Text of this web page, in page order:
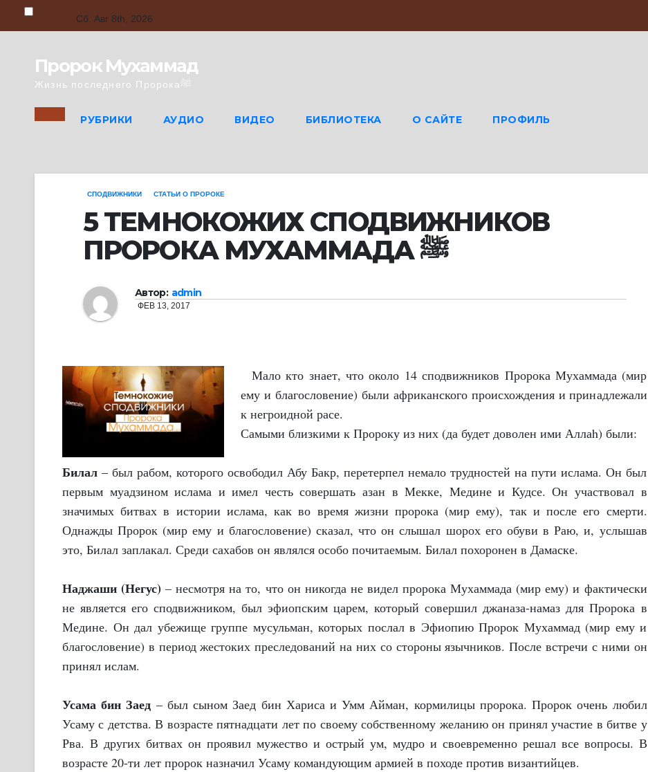
Сб. Авг 8th, 2026
Пророк Мухаммад
Жизнь последнего Пророкаﷺ
РУБРИКИ АУДИО ВИДЕО БИБЛИОТЕКА О САЙТЕ ПРОФИЛЬ
СПОДВИЖНИКИ СТАТЬИ О ПРОРОКЕ
5 ТЕМНОКОЖИХ СПОДВИЖНИКОВ
ПРОРОКА МУХАММАДА ﷺ
Автор: admin
ФЕВ 13, 2017
Мало кто знает, что около 14 сподвижников Пророка Мухаммада (мир
ему и благословение) были африканского происхождения и принадлежали
к негроидной расе.
Самыми близкими к Пророку из них (да будет доволен ими Аллаh) были:
Билал – был рабом, которого освободил Абу Бакр, перетерпел немало трудностей на пути ислама. Он был
первым муадзином ислама и имел честь совершать азан в Мекке, Медине и Кудсе. Он участвовал в
значимых битвах в истории ислама, как во время жизни пророка (мир ему), так и после его смерти.
Однажды Пророк (мир ему и благословение) сказал, что он слышал шорох его обуви в Раю, и, услышав
это, Билал заплакал. Среди сахабов он являлся особо почитаемым. Билал похоронен в Дамаске.
Наджаши (Негус) – несмотря на то, что он никогда не видел пророка Мухаммада (мир ему) и фактически
не является его сподвижником, был эфиопским царем, который совершил джаназа-намаз для Пророка в
Медине. Он дал убежище группе мусульман, которых послал в Эфиопию Пророк Мухаммад (мир ему и
благословение) в период жестоких преследований на них со стороны язычников. После встречи с ними он
принял ислам.
Усама бин Заед – был сыном Заед бин Хариса и Умм Айман, кормилицы пророка. Пророк очень любил
Усаму с детства. В возрасте пятнадцати лет по своему собственному желанию он принял участие в битве у
Рва. В других битвах он проявил мужество и острый ум, мудро и своевременно решал все вопросы. В
возрасте 20-ти лет пророк назначил Усаму командующим армией в походе против византийцев.